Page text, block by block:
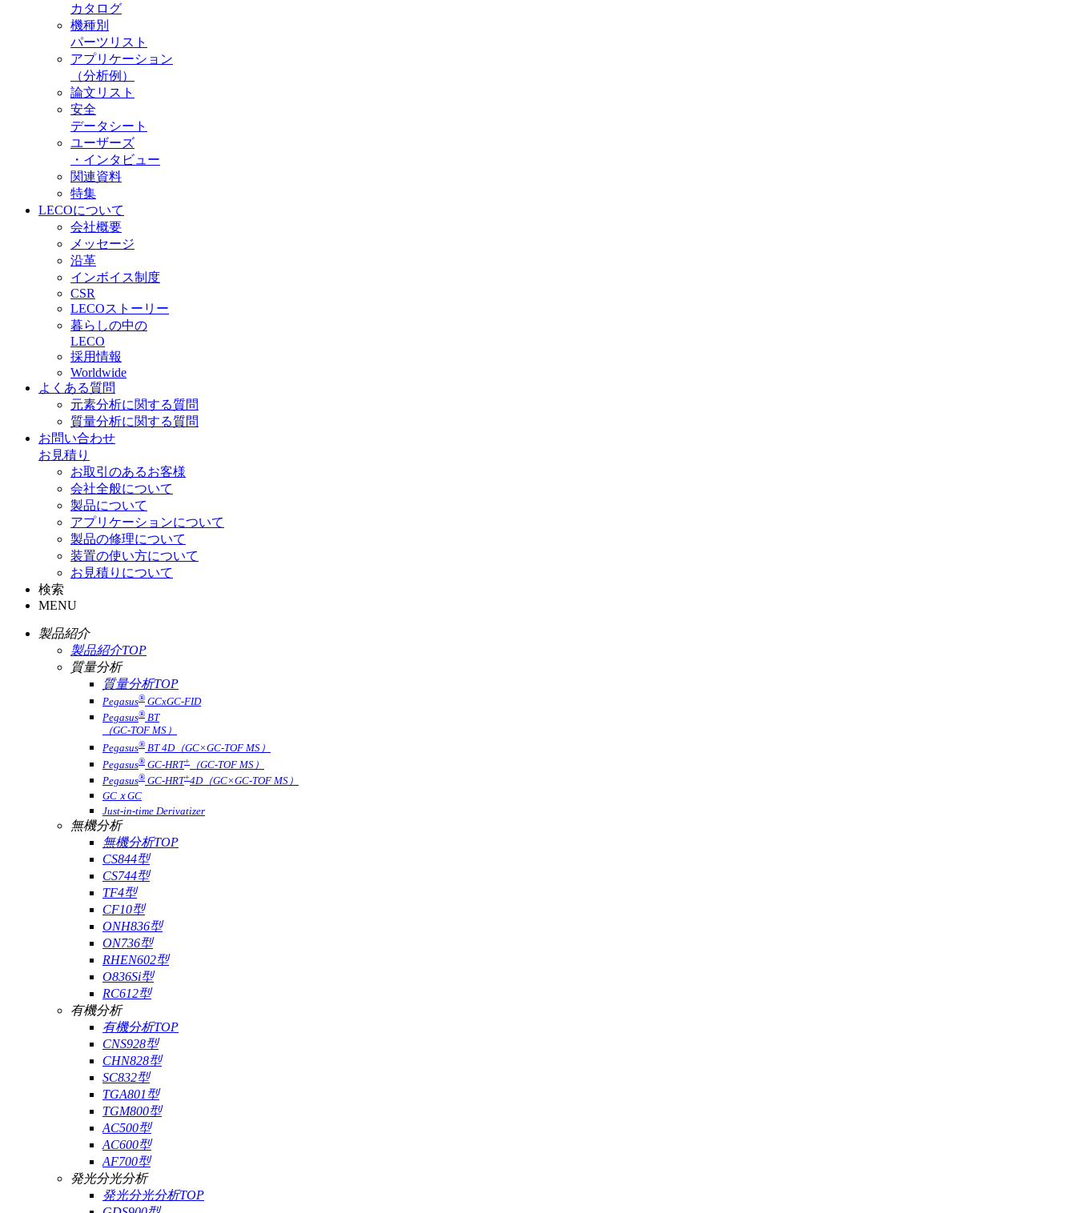
カタログ
機種別
パーツリスト
アプリケーション
（分析例）
論文リスト
安全
データシート
ユーザーズ
・インタビュー
関連資料
特集
LECOについて
会社概要
メッセージ
沿革
インボイス制度
CSR
LECOストーリー
暮らしの中の
LECO
採用情報
Worldwide
よくある質問
元素分析に関する質問
質量分析に関する質問
お問い合わせ
お見積り
お取引のあるお客様
会社全般について
製品について
アプリケーションについて
製品の修理について
装置の使い方について
お見積りについて
検索
MENU
製品紹介
製品紹介TOP
質量分析
質量分析TOP
Pegasus® GCxGC-FID
Pegasus® BT
（GC-TOF MS）
Pegasus® BT 4D（GC×GC-TOF MS）
Pegasus® GC-HRT+
（GC-TOF MS）
Pegasus® GC-HRT+4D（GC×GC-TOF MS）
GCｘGC
Just-in-time Derivatizer
無機分析
無機分析TOP
CS844型
CS744型
TF4型
CF10型
ONH836型
ON736型
RHEN602型
O836Si型
RC612型
有機分析
有機分析TOP
CNS928型
CHN828型
SC832型
TGA801型
TGM800型
AC500型
AC600型
AF700型
発光分光分析
発光分光分析TOP